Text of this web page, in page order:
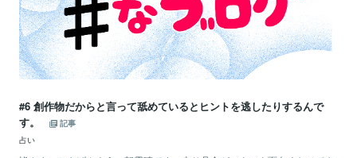
#6 創作物だからと言って舐めているとヒントを逃したりするんで
す。
記事
占い